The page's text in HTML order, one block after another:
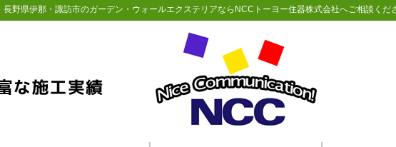
長野県伊那・諏訪市のガーデン・ウォールエクステリアならNCCトーヨー住器株式会社へご相談くだ